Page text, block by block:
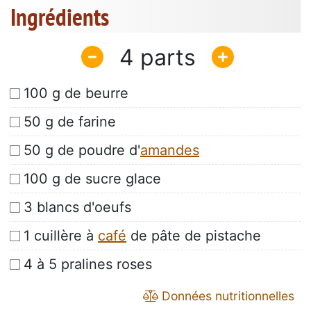
Ingrédients
4
100 g de beurre
50 g de farine
50 g de poudre d'amandes
100 g de sucre glace
3 blancs d'oeufs
1 cuillère à café de pâte de pistache
4 à 5 pralines roses
Données nutritionnelles